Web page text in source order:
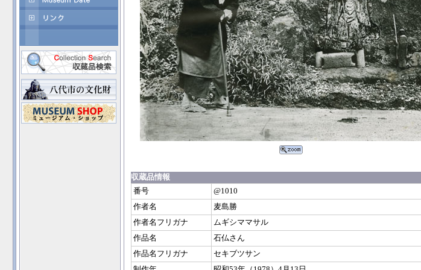
収蔵品情報
番号
@1010
作者名
麦島勝
作者名フリガナ
ムギシママサル
作品名
石仏さん
作品名フリガナ
セキブツサン